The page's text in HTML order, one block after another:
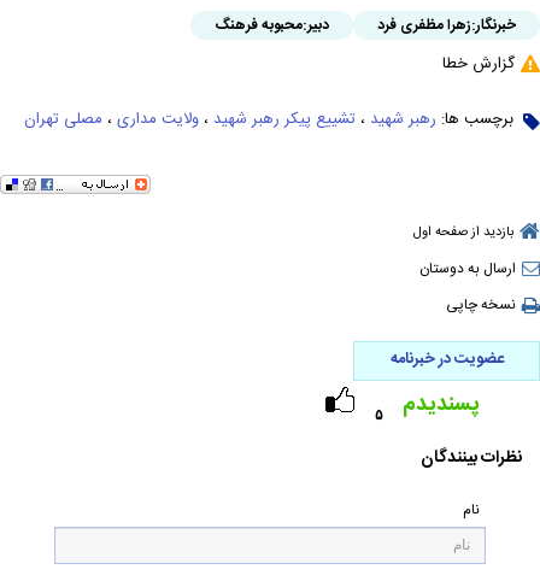
خبرنگار:زهرا مظفری فرد دبیر:محبوبه فرهنگ
گزارش خطا
برچسب ها: رهبر شهید ، تشییع پیکر رهبر شهید ، ولایت مداری ، مصلی تهران
بازدید از صفحه اول
ارسال به دوستان
نسخه چاپی
عضویت در خبرنامه
۵ پسندیدم
نظرات بینندگان
نام